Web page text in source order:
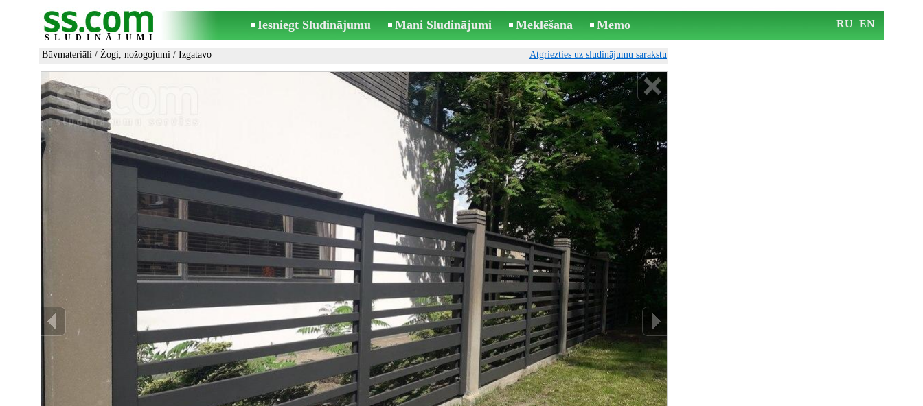
SLUDINĀJUMI
Iesniegt Sludinājumu Mani Sludinājumi Meklēšana Memo RU EN
Būvmateriāli / Žogi, nožogojumi / Izgatavo Atgriezties uz sludinājumu sarakstu